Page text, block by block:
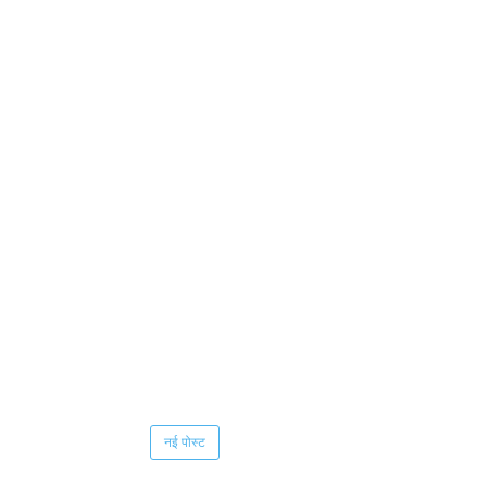
नई पोस्ट